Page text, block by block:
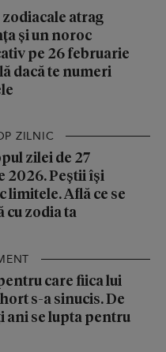
atrag
și un noroc
pe 26 februarie
dacă te numeri
ZILNIC
zilei de 27
2026. Peștii își
limitele. Află ce se
zodia ta
care fiica lui
s-a sinucis. De
ani se lupta pentru